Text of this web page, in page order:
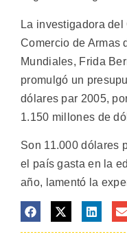
La investigadora
Comercio de Armas
Mundiales, Frida
promulgó un
dólares par 2005,
1.150 millones de
Son 11.000 dólares
el país gasta en la
año, lamentó la